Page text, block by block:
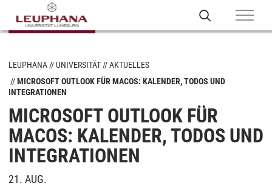
LEUPHANA UNIVERSITÄT
AKTUELLES
MICROSOFT OUTLOOK FÜR MACOS: KALENDER, TODOS UND
INTEGRATIONEN
MICROSOFT OUTLOOK FÜR
MACOS: KALENDER, TODOS UND
INTEGRATIONEN
21. AUG.